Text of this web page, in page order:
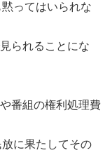
ってはいられな
られることにな
番組の権利処理費
に果たしてその